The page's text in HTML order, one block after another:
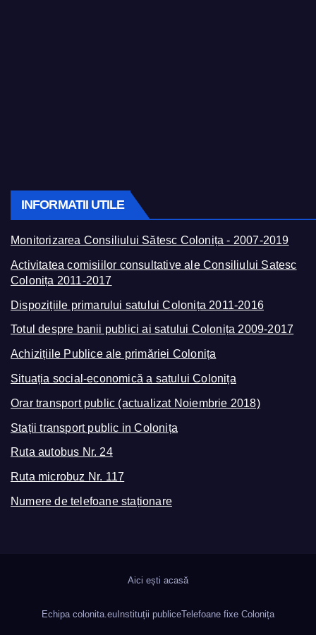
INFORMATII UTILE
Monitorizarea Consiliului Sătesc Colonița - 2007-2019
Activitatea comisiilor consultative ale Consiliului Satesc
Colonița 2011-2017
Dispozițiile primarului satului Colonița 2011-2016
Totul despre banii publici ai satului Colonița 2009-2017
Achizițiile Publice ale primăriei Colonița
Situația social-economică a satului Colonița
Orar transport public (actualizat Noiembrie 2018)
Stații transport public in Colonița
Ruta autobus Nr. 24
Ruta microbuz Nr. 117
Numere de telefoane staționare
Aici ești acasă
Echipa colonita.eu Instituții publiceTelefoane fixe Colonița